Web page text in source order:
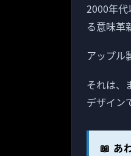
2000年
る意味革
アップル
それは、
デザイン
📖 あ